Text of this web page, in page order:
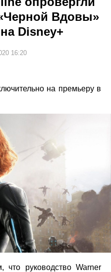
Вдовы»
Disney+
16:20
на премьеру в
руководство Warner